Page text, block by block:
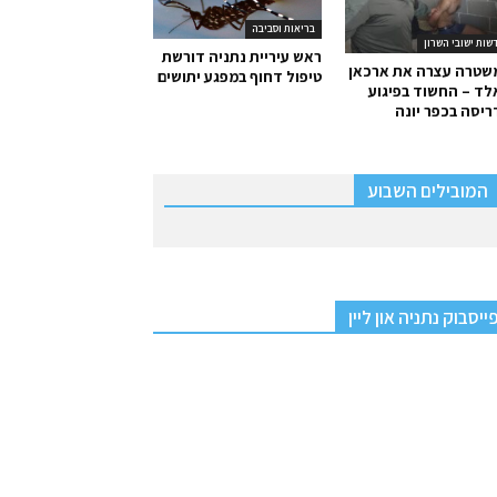
בריאות וסביבה
ראש עיריית נתניה דורשת
טיפול דחוף במפגע יתושים
ישובי השרון
עצרה את ארכאן
– החשוד בפיגוע
בכפר יונה
המובילים השבוע
פייסבוק נתניה און ליין